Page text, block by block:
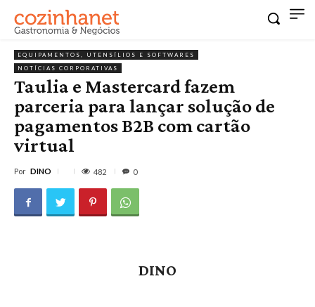
EQUIPAMENTOS, UTENSÍLIOS E SOFTWARES
NOTÍCIAS CORPORATIVAS
Taulia e Mastercard fazem
parceria para lançar solução de
pagamentos B2B com cartão
virtual
Por DINO 482 0
DINO